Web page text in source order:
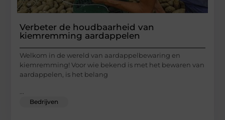
Verbeter de houdbaarheid van
kiemremming aardappelen
Welkom in de wereld van aardappelbewaring en
kiemremming! Voor wie bekend is met het bewaren van
aardappelen, is het belang
Bedrijven